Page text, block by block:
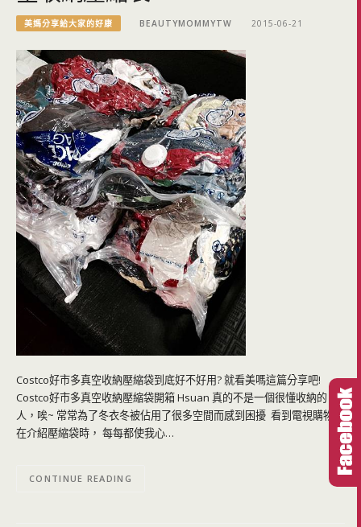
美媽分享給大家的好康 BEAUTYMOMMYTW 2015-06-21
Costco好市多真空收納壓縮袋到底好不好用? 就看美嗎這篇分享吧!
Costco好市多真空收納壓縮袋開箱 Hsuan 真的不是一個很懂收納的
人，唉~ 常常為了冬衣冬被佔用了很多空間而感到困擾 看到電視購物台
在介紹壓縮袋時， 每每都使我心…
CONTINUE READING